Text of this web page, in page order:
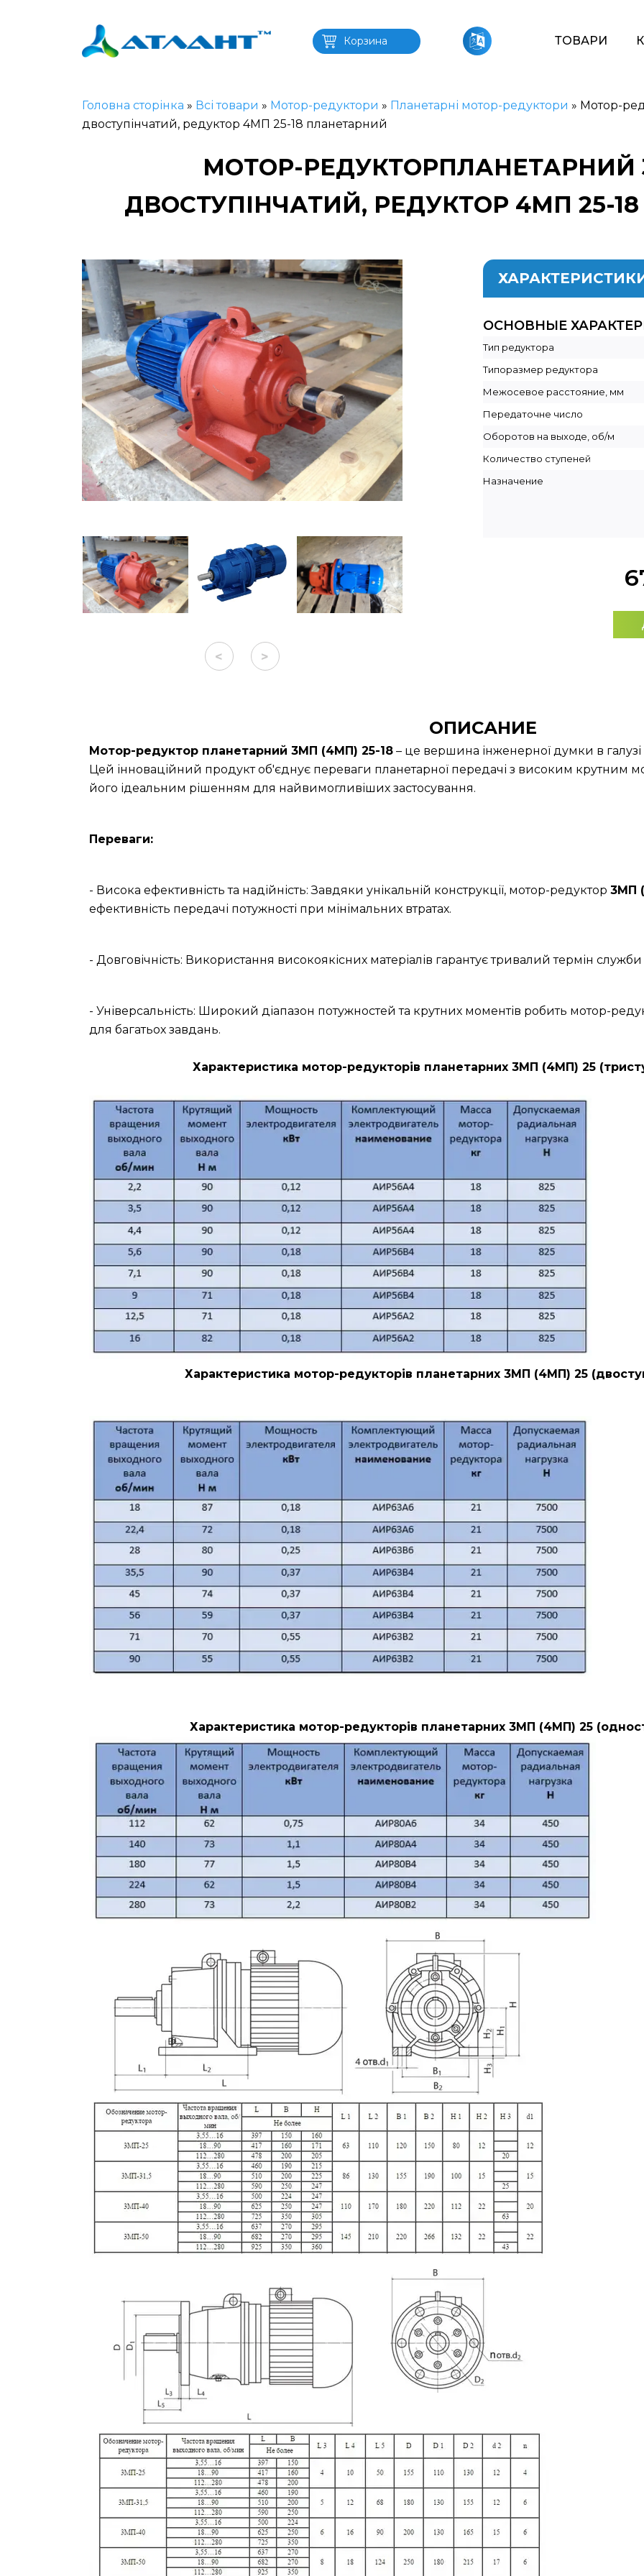
Корзина ТОВАРИ
Головна сторінка » Всі товари » Мотор-редуктори » Планетарні мотор-редуктори » Мотор-
двоступінчатий, редуктор 4МП 25-18 планетарний
МОТОР-РЕДУКТОРПЛАНЕТАРНИЙ
ДВОСТУПІНЧАТИЙ, РЕДУКТОР 4МП 25-
< >
ОСНОВНЫЕ
Тип редуктора
Типоразмер редуктора
Межосевое расстояние, мм
Передаточне число
Оборотов на выходе, об/м
Количество ступеней
Назначение
ОПИСАНИЕ
Мотор-редуктор планетарний 3МП (4МП) 25-18– це вершина інженерної думки в
Цей інноваційний продукт об'єднує переваги планетарної передачі з високим крутним
його ідеальним рішенням для найвимогливіших застосування.
Переваги:
- Висока ефективність та надійність: Завдяки унікальній конструкції, мотор-редуктор 3МП
ефективність передачі потужності при мінімальних втратах.
- Довговічність: Використання високоякісних матеріалів гарантує тривалий термін
- Універсальність: Широкий діапазон потужностей та крутних моментів робить мотор-
для багатьох завдань.
Характеристика мотор-редукторів планетарних 3МП (4МП) 25
Характеристика мотор-редукторів планетарних 3МП (4МП) 25
Характеристика мотор-редукторів планетарних 3МП (4МП) 25